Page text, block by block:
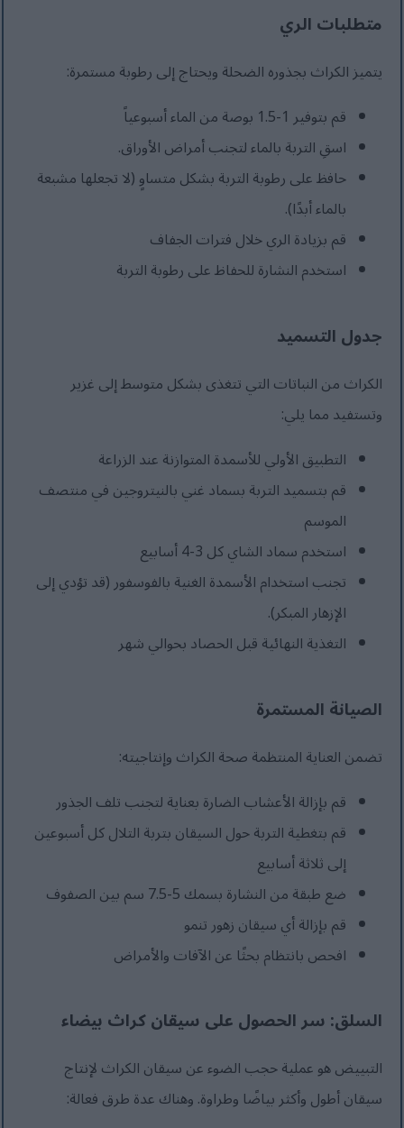
متطلبات الري
يتميز الكراث بجذوره الضحلة ويحتاج إلى رطوبة مستمرة:
قم بتوفير 1-1.5 بوصة من الماء أسبوعياً
اسقِ التربة بالماء لتجنب أمراض الأوراق.
حافظ على رطوبة التربة بشكل متساوٍ (لا تجعلها مشبعة
بالماء أبدًا).
قم بزيادة الري خلال فترات الجفاف
استخدم النشارة للحفاظ على رطوبة التربة
جدول التسميد
الكراث من النباتات التي تتغذى بشكل متوسط إلى غزير
وتستفيد مما يلي:
التطبيق الأولي للأسمدة المتوازنة عند الزراعة
قم بتسميد التربة بسماد غني بالنيتروجين في منتصف
الموسم
استخدم سماد الشاي كل 3-4 أسابيع
تجنب استخدام الأسمدة الغنية بالفوسفور (قد تؤدي إلى
الإزهار المبكر).
التغذية النهائية قبل الحصاد بحوالي شهر
الصيانة المستمرة
تضمن العناية المنتظمة صحة الكراث وإنتاجيته:
قم بإزالة الأعشاب الضارة بعناية لتجنب تلف الجذور
قم بتغطية التربة حول السيقان بتربة التلال كل أسبوعين
إلى ثلاثة أسابيع
ضع طبقة من النشارة بسمك 5-7.5 سم بين الصفوف
قم بإزالة أي سيقان زهور تنمو
افحص بانتظام بحثًا عن الآفات والأمراض
السلق: سر الحصول على سيقان كراث بيضاء
التبييض هو عملية حجب الضوء عن سيقان الكراث لإنتاج
سيقان أطول وأكثر بياضًا وطراوة. وهناك عدة طرق فعالة: